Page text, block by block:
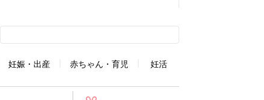
妊娠・出産 赤ちゃん・育児 妊活